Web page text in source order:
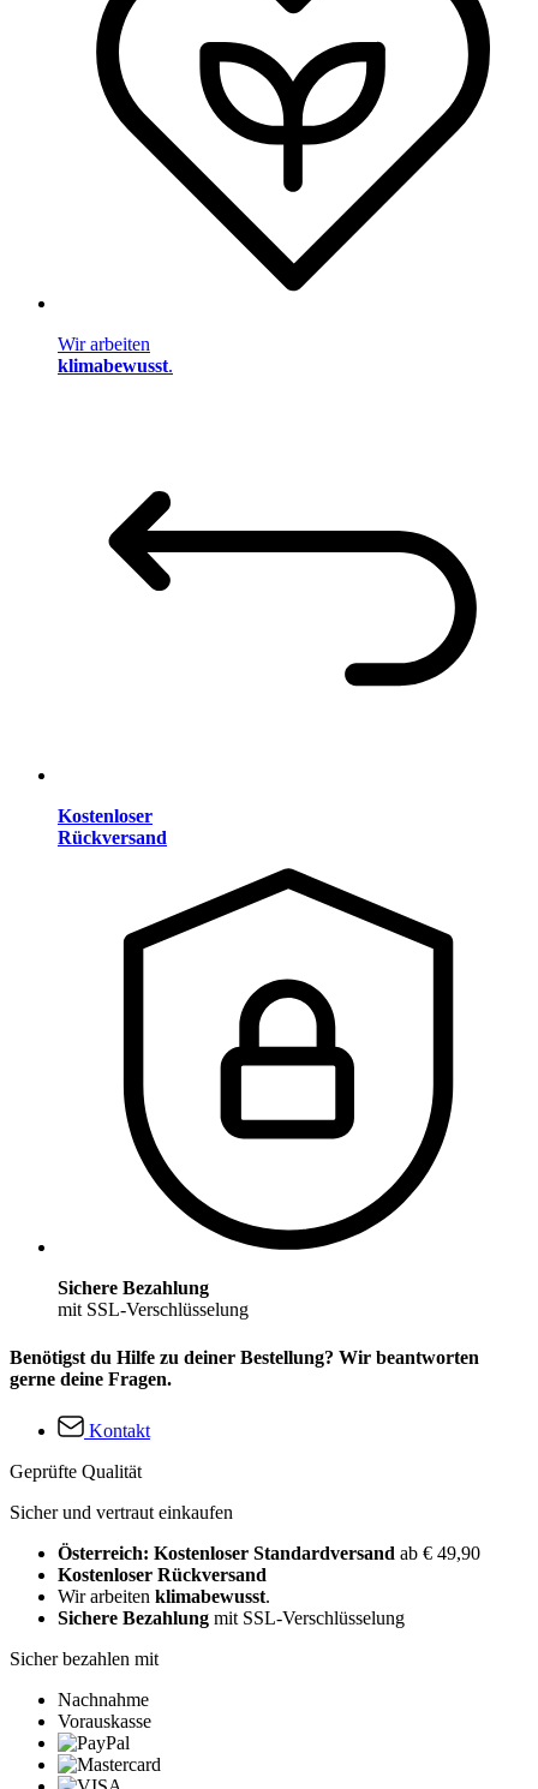
Wir arbeiten
klimabewusst.
Kostenloser
Rückversand
Sichere Bezahlung
mit SSL-Verschlüsselung
Benötigst du Hilfe zu deiner Bestellung? Wir beantworten
gerne deine Fragen.
Kontakt
Geprüfte Qualität
Sicher und vertraut einkaufen
Österreich: Kostenloser Standardversand ab € 49,90
Kostenloser Rückversand
Wir arbeiten klimabewusst.
Sichere Bezahlung mit SSL-Verschlüsselung
Sicher bezahlen mit
Nachnahme
Vorauskasse